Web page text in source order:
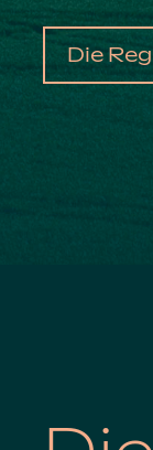
Die